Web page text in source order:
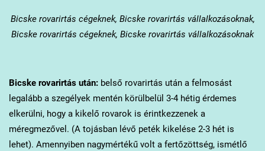
Bicskerovarirtás cégeknek, Bicske rovarirtás vállalkozásoknak,
Bicske rovarirtás cégeknek, Bicske rovarirtás vállalkozásoknak
Bicskerovarirtás után:belső rovarirtás után a felmosást
legalább a szegélyek mentén körülbelül 3-4 hétig érdemes
elkerülni, hogy a kikelő rovarok is érintkezzenek a
méregmezővel. (A tojásban lévő peték kikelése 2-3 hét is
lehet). Amennyiben nagymértékű volt a fertőzöttség, ismétlő